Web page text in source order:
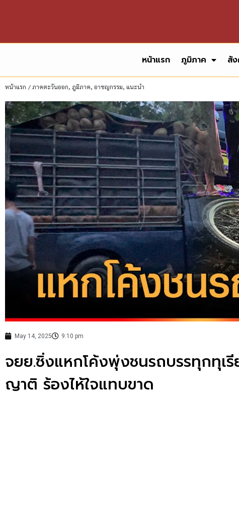
หน้าแรก ภูมิภาค สั
หน้าแรก /ภาคตะวันออก, ภูมิภาค, อาชญกรรม, แนะนำ
May 14, 2025 9:10 pm
จยย.ซิ่งแหกโค้งพุ่งชนรถบรรทุกทุเ
ญาติ ร้องไห้ใจแทบขาด